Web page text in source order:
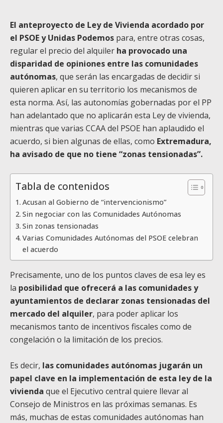
El anteproyecto de Ley de Vivienda acordado por
el PSOE y Unidas Podemos para, entre otras cosas,
regular el precio del alquiler ha provocado una
disparidad de opiniones entre las comunidades
autónomas, que serán las encargadas de decidir si
quieren aplicar en su territorio los mecanismos de
esta norma. Así, las autonomías gobernadas por el PP
han adelantado que no aplicarán esta Ley de vivienda,
mientras que varias CCAA del PSOE han aplaudido el
acuerdo, si bien algunas de ellas, como Extremadura,
ha avisado de que no tiene “zonas tensionadas”.
Tabla de contenidos
Acusan al Gobierno de “intervencionismo”
Sin negociar con las Comunidades Autónomas
Sin zonas tensionadas
Varias Comunidades Autónomas del PSOE celebran
el acuerdo
Precisamente, uno de los puntos claves de esa ley es
la posibilidad que ofrecerá a las comunidades y
ayuntamientos de declarar zonas tensionadas del
mercado del alquiler, para poder aplicar los
mecanismos tanto de incentivos fiscales como de
congelación o la limitación de los precios.
Es decir, las comunidades autónomas jugarán un
papel clave en la implementación de esta ley de la
vivienda que el Ejecutivo central quiere llevar al
Consejo de Ministros en las próximas semanas. Es
más, muchas de estas comunidades autónomas han